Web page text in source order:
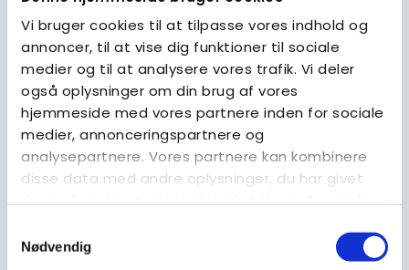
Vi bruger cookies til at tilpasse vores indhold og
annoncer, til at vise dig funktioner til sociale
medier og til at analysere vores trafik. Vi deler
også oplysninger om din brug af vores
hjemmeside med vores partnere inden for sociale
medier, annonceringspartnere og
analysepartnere. Vores partnere kan kombinere
disse data med andre oplysninger, du har givet
dem, eller som de har indsamlet fra din brug af
Nødvendig
Autisme
Hovedmenu for autisme - et godt sted at starte